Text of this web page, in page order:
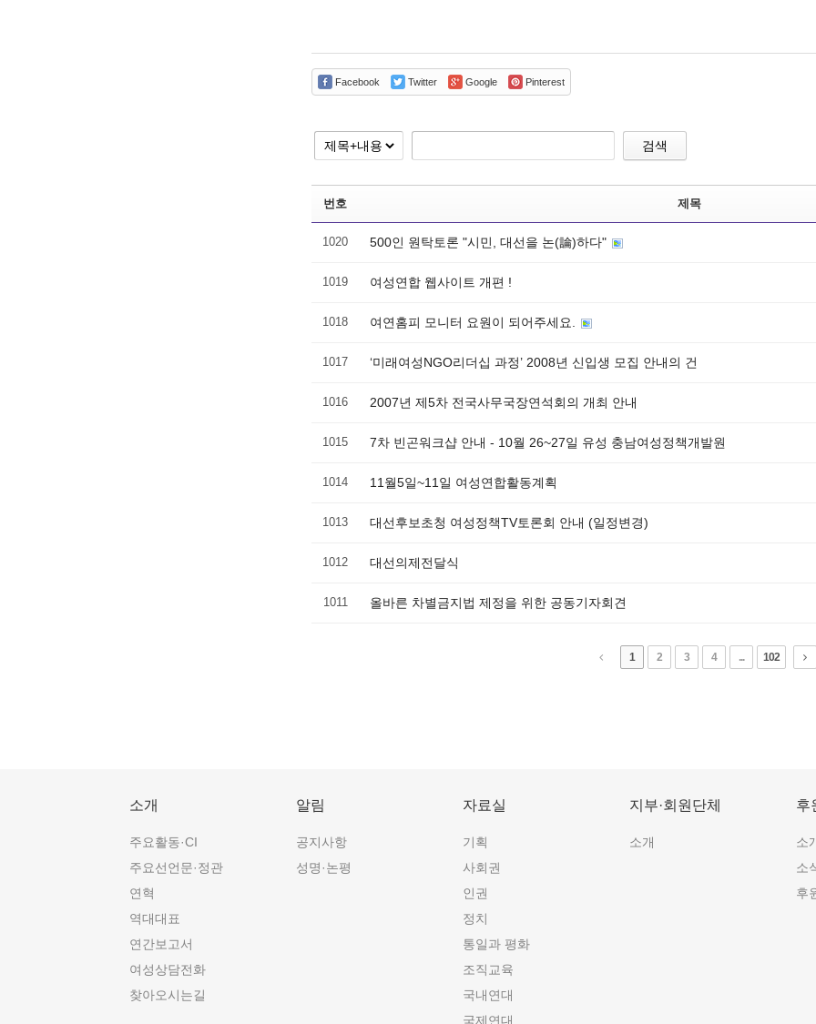
Facebook Twitter Google Pinterest
검색
번호 제목
1020 500인 원탁토론 "시민, 대선을 논(論)하다"
1019 여성연합 웹사이트 개편 !
1018 여연홈피 모니터 요원이 되어주세요.
1017 ‘미래여성NGO리더십 과정’ 2008년 신입생 모집 안내의 건
1016 2007년 제5차 전국사무국장연석회의 개최 안내
1015 7차 빈곤워크샵 안내 - 10월 26~27일 유성 충남여성정책개발원
1014 11월5일~11일 여성연합활동계획
1013 대선후보초청 여성정책TV토론회 안내 (일정변경)
1012 대선의제전달식
1011 올바른 차별금지법 제정을 위한 공동기자회견
1 2 3 4 ... 102
소개
주요활동·CI
주요선언문·정관
연혁
역대대표
연간보고서
여성상담전화
찾아오시는길
알림
공지사항
성명·논평
자료실
기획
사회권
인권
정치
통일과 평화
조직교육
국내연대
국제연대
지부·회원단체
소개
후
소
소
후